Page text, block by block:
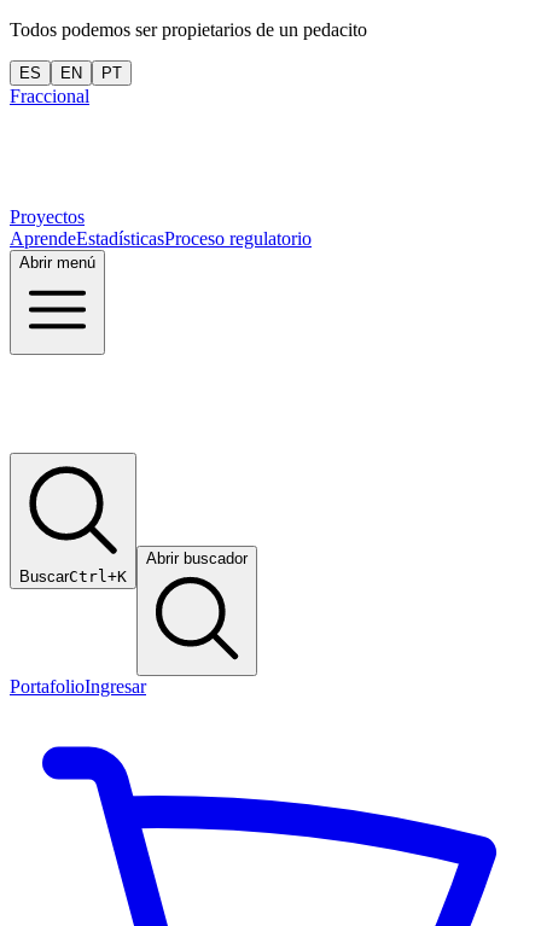
Todos podemos ser propietarios de un pedacito
ES EN PT
Fraccional
Proyectos
AprendeEstadísticasProceso regulatorio
Abrir menú
BuscarCtrl+K
Abrir buscador
PortafolioIngresar